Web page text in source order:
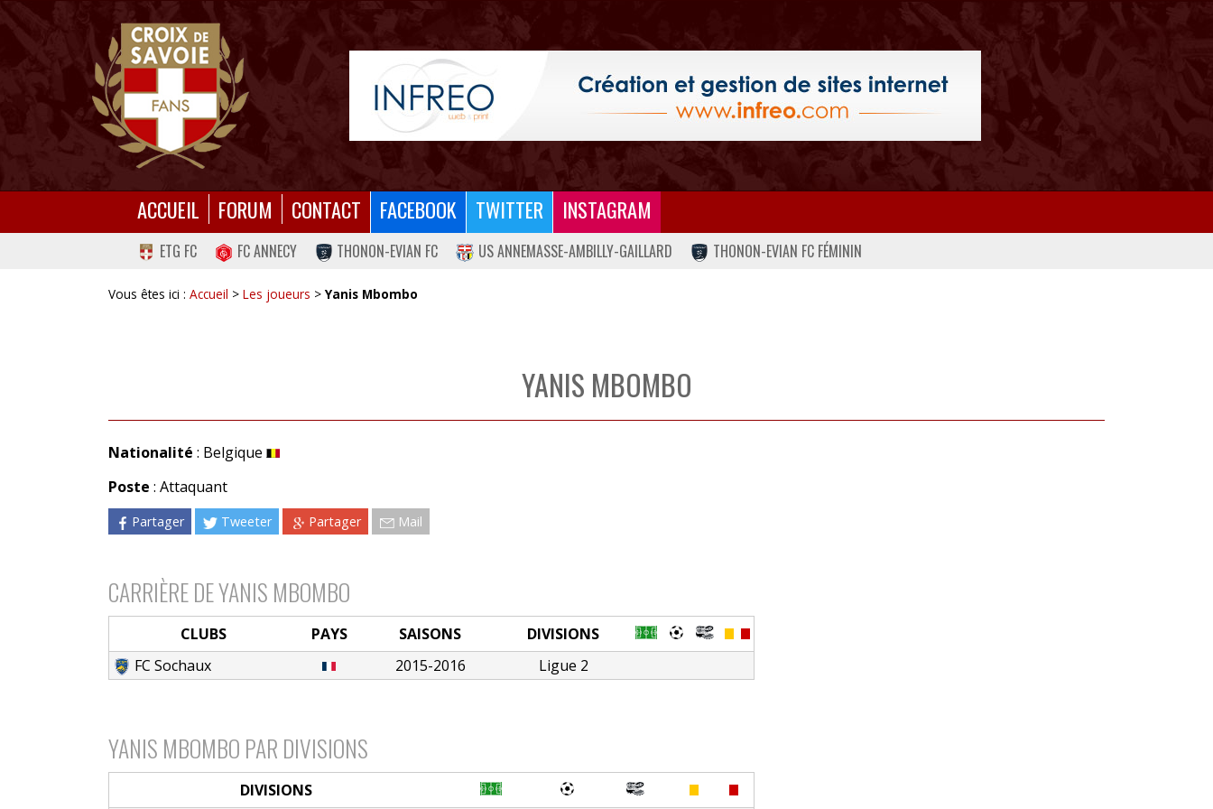
ACCUEIL FORUM CONTACT FACEBOOK TWITTER INSTAGRAM
ETG FC FC ANNECY THONON-EVIAN FC US ANNEMASSE-AMBILLY-GAILLARD THONON-EVIAN FC FÉMININ
Vous êtes ici : Accueil > Les joueurs > Yanis Mbombo
YANIS MBOMBO
Nationalité : Belgique
Poste : Attaquant
Partager Tweeter Partager Mail
CARRIÈRE DE YANIS MBOMBO
CLUBS PAYS SAISONS
DIVISIONS
FC Sochaux
2015-2016 Ligue 2
YANIS MBOMBO PAR DIVISIONS
DIVISIONS